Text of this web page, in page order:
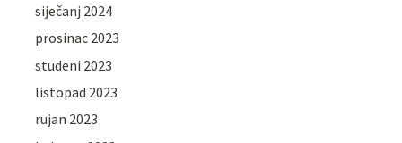
siječanj 2024
prosinac 2023
studeni 2023
listopad 2023
rujan 2023